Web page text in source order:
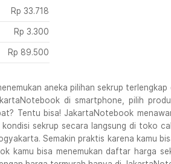
Rp 33.718
Rp 3.300
Rp 89.500
aneka pilihan sekrup
di smartphone, pilih
Tentu bisa! JakartaNotebook
sekrup secara langsung di toko
Semakin praktis karena kamu
kamu bisa menemukan daftar harga